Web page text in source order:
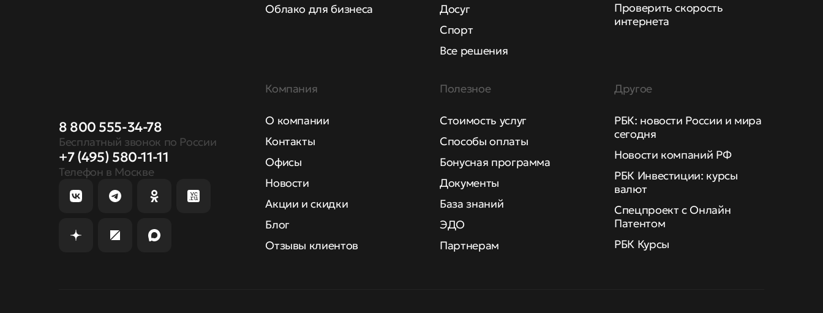
8 800 555-34-78
Бесплатный звонок по России
+7 (495) 580-11-11
Телефон в Москве
Облако для бизнеса
Досуг
Спорт
Все решения
Проверить скорость
интернета
Компания
О компании
Контакты
Офисы
Новости
Акции и скидки
Блог
Отзывы клиентов
Полезное
Стоимость услуг
Способы оплаты
Бонусная программа
Документы
База знаний
ЭДО
Партнерам
Другое
РБК: новости России и мира
сегодня
Новости компаний РФ
РБК Инвестиции: курсы
валют
Спецпроект с Онлайн
Патентом
РБК Курсы